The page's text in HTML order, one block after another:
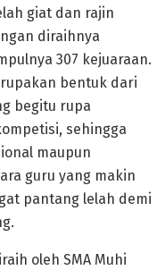
giat dan rajin
diraihnya
307 kejuaraan.
bentuk dari
begitu rupa
sehingga
maupun
guru yang makin
pantang lelah demi
oleh SMA Muhi